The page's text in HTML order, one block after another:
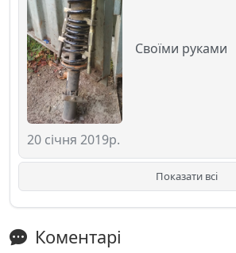
20 січня 2019р.
Своїми руками
Показати всі
Коментарі